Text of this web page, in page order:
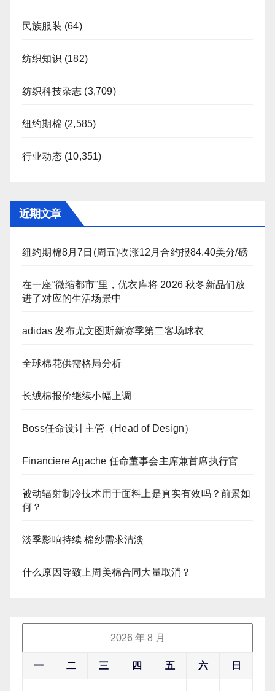
民族服装 (64)
纺织知识 (182)
纺织科技杂志 (3,709)
纽约期棉 (2,585)
行业动态(10,351)
近期文章
纽约期棉8月7日(周五)收涨12月合约报84.40美分/磅
在一座“微缩都市”里，优衣库将 2026 秋冬新品们放
进了对应的生活场景中
adidas 发布尤文图斯新赛季第二客场球衣
全球棉花供需格局分析
长绒棉报价继续小幅上调
Boss任命设计主管（Head of Design）
Financiere Agache 任命董事会主席兼首席执行官
被动辐射制冷技术用于面料上是真实有效吗？前景如
何？
淡季影响持续 棉纱需求清淡
什么原因导致上周美棉合同大量取消？
2026 年 8 月
一 二 三 四 五 六 日